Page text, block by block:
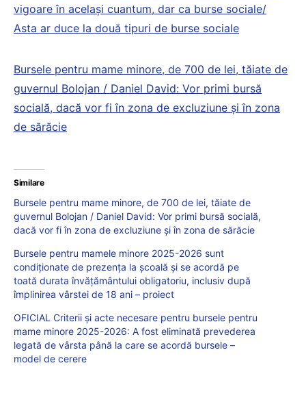
vigoare în același cuantum, dar ca burse sociale/
Asta ar duce la două tipuri de burse sociale
Bursele pentru mame minore, de 700 de lei, tăiate de
guvernul Bolojan / Daniel David: Vor primi bursă
socială, dacă vor fi în zona de excluziune și în zona
de sărăcie
Similare
Bursele pentru mame minore, de 700 de lei, tăiate de
guvernul Bolojan / Daniel David: Vor primi bursă socială,
dacă vor fi în zona de excluziune și în zona de sărăcie
Bursele pentru mamele minore 2025-2026 sunt
condiționate de prezența la școală și se acordă pe
toată durata învățământului obligatoriu, inclusiv după
împlinirea vârstei de 18 ani – proiect
OFICIAL Criterii și acte necesare pentru bursele pentru
mame minore 2025-2026: A fost eliminată prevederea
legată de vârsta până la care se acordă bursele –
model de cerere